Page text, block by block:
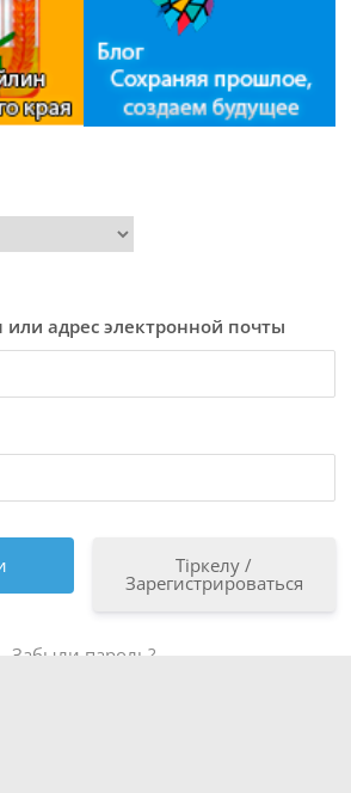
адрес электронной почты
Тіркелу /
Зарегистрироваться
Забыли пароль?